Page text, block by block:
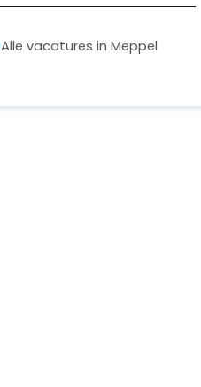
Alle vacatures in Meppel